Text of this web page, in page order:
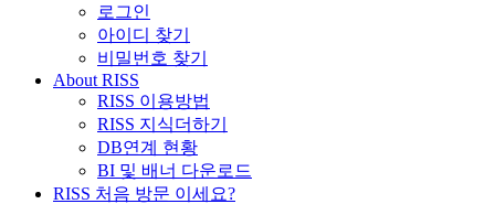
로그인
아이디 찾기
비밀번호 찾기
About RISS
RISS 이용방법
RISS 지식더하기
DB연계 현황
BI 및 배너 다운로드
RISS 처음 방문 이세요?